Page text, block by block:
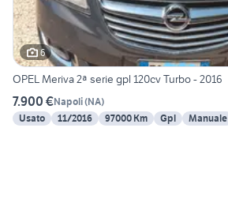
6
OPEL Meriva 2ª serie gpl 120cv Turbo - 2016
7.900 €Napoli(NA)
Usato
11/2016 97000 Km Gpl Manuale